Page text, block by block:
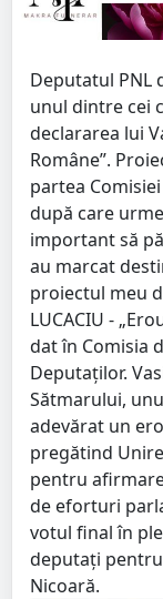
Deputatul PNL
unul dintre cei
declararea lui
Române”.
partea
după care
important să
au marcat
proiectul meu
LUCACIU -
dat în Comisia
Deputaților.
Sătmarului,
adevărat un
pregătind
pentru
de eforturi
votul final în
deputați
Nicoară.